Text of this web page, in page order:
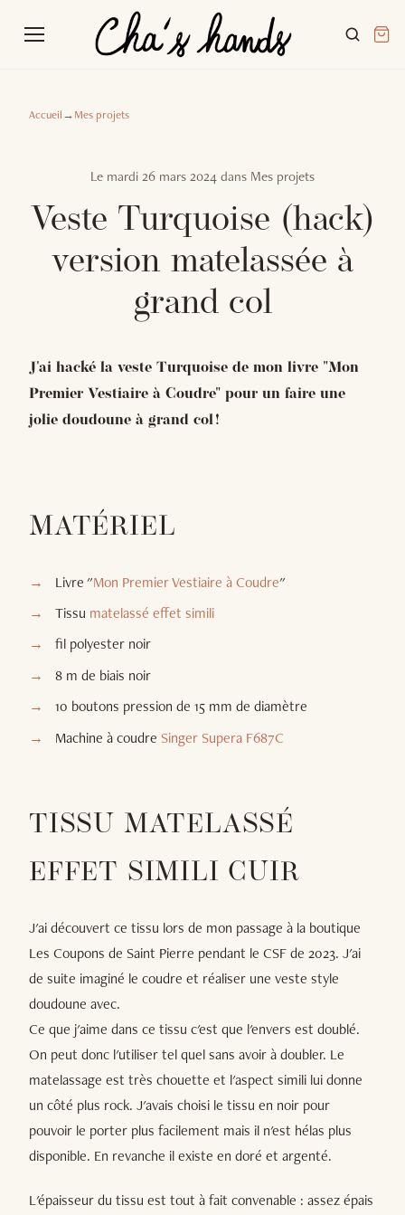
Accueil→Mes projets
Le mardi 26 mars 2024 dans Mes projets
Veste Turquoise (hack)
version matelassée à
grand col
J'ai hacké la veste Turquoise de mon livre "Mon
Premier Vestiaire à Coudre" pour un faire une
jolie doudoune à grand col !
MATÉRIEL
Livre "Mon Premier Vestiaire à Coudre"
Tissu matelassé effet simili
fil polyester noir
8 m de biais noir
10 boutons pression de 15 mm de diamètre
Machine à coudre Singer Supera F687C
TISSU MATELASSÉ
EFFET SIMILI CUIR
J'ai découvert ce tissu lors de mon passage à la boutique
Les Coupons de Saint Pierre pendant le CSF de 2023. J'ai
de suite imaginé le coudre et réaliser une veste style
doudoune avec.
Ce que j'aime dans ce tissu c'est que l'envers est doublé.
On peut donc l'utiliser tel quel sans avoir à doubler. Le
matelassage est très chouette et l'aspect simili lui donne
un côté plus rock. J'avais choisi le tissu en noir pour
pouvoir le porter plus facilement mais il n'est hélas plus
disponible. En revanche il existe en doré et argenté.
L'épaisseur du tissu est tout à fait convenable : assez épais